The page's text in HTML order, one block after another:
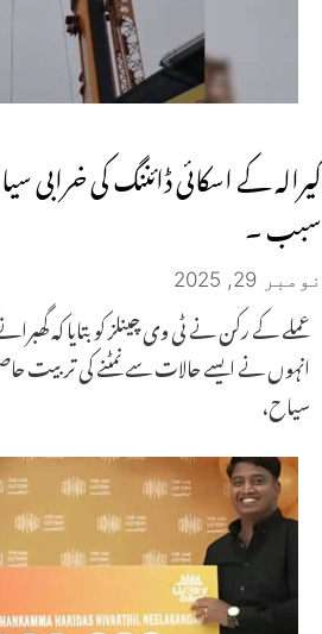
کیرالہ کے اسکائی ڈائننگ کی خرابی
سبب ۔
نومبر 29, 2025
عملے کے رکن نے ٹی وی چینلز کو بتایا کہ
انہوں نے ایسے حالات سے نمٹنے کی تربیت
سیاح،